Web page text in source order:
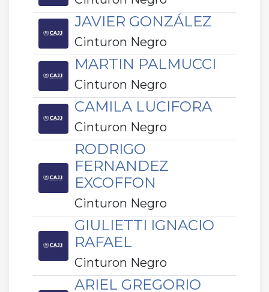
JAVIER GONZÁLEZ
Cinturon Negro
MARTIN PALMUCCI
Cinturon Negro
CAMILA LUCIFORA
Cinturon Negro
RODRIGO
FERNANDEZ
EXCOFFON
Cinturon Negro
GIULIETTI IGNACIO
RAFAEL
Cinturon Negro
ARIEL GREGORIO